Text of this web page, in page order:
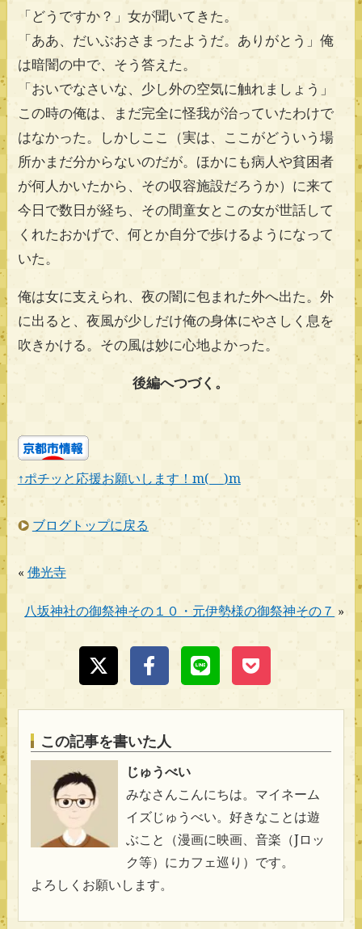
「どうですか？」女が聞いてきた。
「ああ、だいぶおさまったようだ。ありがとう」俺
は暗闇の中で、そう答えた。
「おいでなさいな、少し外の空気に触れましょう」
この時の俺は、まだ完全に怪我が治っていたわけで
はなかった。しかしここ（実は、ここがどういう場
所かまだ分からないのだが。ほかにも病人や貧困者
が何人かいたから、その収容施設だろうか）に来て
今日で数日が経ち、その間童女とこの女が世話して
くれたおかげで、何とか自分で歩けるようになって
いた。
俺は女に支えられ、夜の闇に包まれた外へ出た。外
に出ると、夜風が少しだけ俺の身体にやさしく息を
吹きかける。その風は妙に心地よかった。
後編へつづく。
↑ポチッと応援お願いします！m(_ _)m
ブログトップに戻る
« 佛光寺
八坂神社の御祭神その１０・元伊勢様の御祭神その７ »
この記事を書いた人
じゅうべい
みなさんこんにちは。マイネーム
イズじゅうべい。好きなことは遊
ぶこと（漫画に映画、音楽（Jロッ
ク等）にカフェ巡り）です。
よろしくお願いします。